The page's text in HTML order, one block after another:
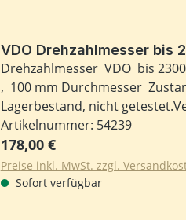
VDO Drehzahlmesser bis
Drehzahlmesser VDO bis
, 100 mm Durchmesser
Lagerbestand, nicht
erfoderlich. Nicht
von 2.62 , 85/3/32 , 1:24
Masse -
Artikelnummer: 54239
Regulärer Preis:
178,00 €
Preise inkl. MwSt. zzgl.
Sofort verfügbar